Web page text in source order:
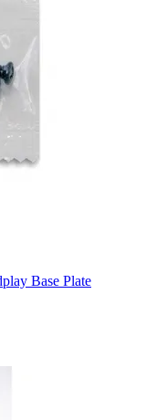
Base Plate